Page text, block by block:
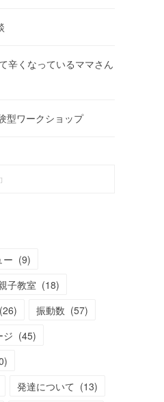
辛くなっているママさん
型ワークショップ
ー (9)
子教室 (18)
(26) 振動数 (57)
ジ (45)
)
発達について (13)